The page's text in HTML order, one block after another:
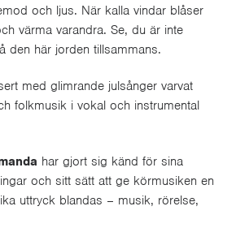
och ljus. När kalla vindar blåser
värma varandra. Se, du är inte
den här jorden tillsammans.
med glimrande julsånger varvat
folkmusik i vokal och instrumental
har gjort sig känd för sina
och sitt sätt att ge körmusiken en
uttryck blandas – musik, rörelse,